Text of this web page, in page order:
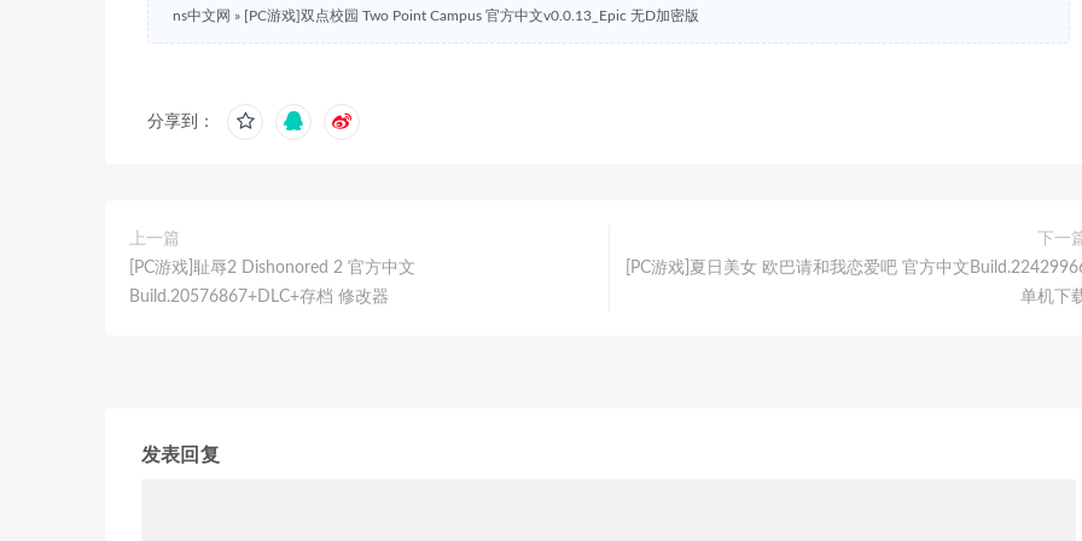
ns中文网 » [PC游戏]双点校园 Two Point Campus 官方中文v0.0.13_Epic 无D加密版
分享到：
上一篇
[PC游戏]耻辱2 Dishonored 2 官方中文
Build.20576867+DLC+存档 修改器
下一
[PC游戏]夏日美女 欧巴请和我恋爱吧 官方中文
单机下
发表回复